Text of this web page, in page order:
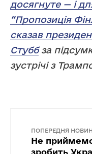
досягнуте — і
“Пропозиція
сказав
Стуббза
зустрічі з
ПОПЕРЕДНЯ
Не
зробить